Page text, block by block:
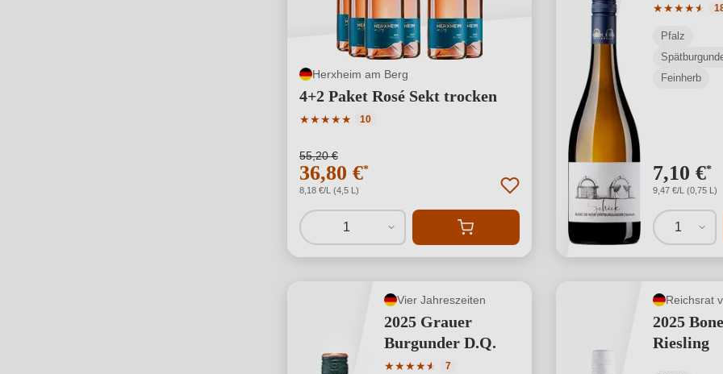
Herxheim am Berg
4+2 Paket Rosé Sekt trocken
★★★★★
Durchschnittliche Bewertung von 5 von 5 Sternen
10
55,20 €
36,80 €*
8,18 €/L (4,5 L)
1
★★★★★
★
Pfalz
Feinherb
7,10 €*
9,47 €/L (0,75 L)
1
Vier Jahreszeiten
2025 Grauer
Burgunder D.Q.
★★★★★
★
Durchschnittliche Bewertung von 4.43 von 5 Sternen
7
Reichsrat
2025
Riesling